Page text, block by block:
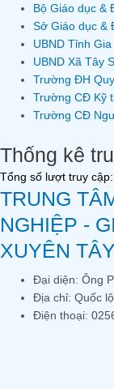
Bộ Giáo dục &
Sở Giáo dục &
UBND Tỉnh
UBND Xã Tây
Trường ĐH
Trường CĐ Kỹ
Trường CĐ
Thống kê
Tổng số lượt truy cập:
TRUNG
NGHIỆP -
XUYÊN
Đại diện: Ông
Địa chỉ: Quốc
Điện thoại: